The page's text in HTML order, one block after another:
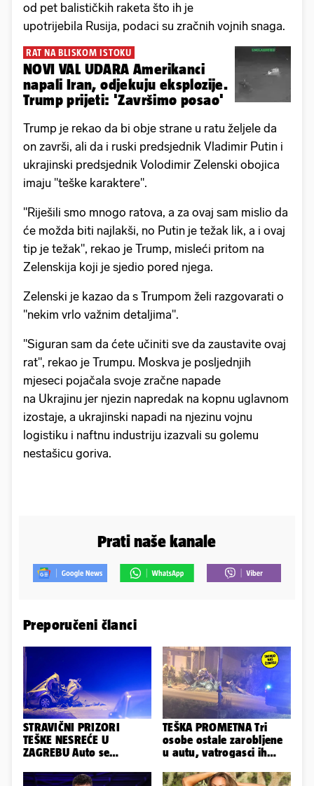
od pet balističkih raketa što ih je
upotrijebila Rusija, podaci su zračnih vojnih snaga.
RAT NA BLISKOM ISTOKU
NOVI VAL UDARA Amerikanci
napali Iran, odjekuju eksplozije.
Trump prijeti: 'Završimo posao'
Trump je rekao da bi obje strane u ratu željele da
on završi, ali da i ruski predsjednik Vladimir Putin i
ukrajinski predsjednik Volodimir Zelenski obojica
imaju "teške karaktere".
"Riješili smo mnogo ratova, a za ovaj sam mislio da
će možda biti najlakši, no Putin je težak lik, a i ovaj
tip je težak", rekao je Trump, misleći pritom na
Zelenskija koji je sjedio pored njega.
Zelenski je kazao da s Trumpom želi razgovarati o
"nekim vrlo važnim detaljima".
"Siguran sam da ćete učiniti sve da zaustavite ovaj
rat", rekao je Trumpu. Moskva je posljednjih
mjeseci pojačala svoje zračne napade
na Ukrajinu jer njezin napredak na kopnu uglavnom
izostaje, a ukrajinski napadi na njezinu vojnu
logistiku i naftnu industriju izazvali su golemu
nestašicu goriva.
Prati naše kanale
Preporučeni članci
STRAVIČNI PRIZORI
TEŠKE NESREĆE U
ZAGREBU Auto se
poginuo
TEŠKA PROMETNA Tri
osobe ostale zarobljene
u autu, vatrogasci ih